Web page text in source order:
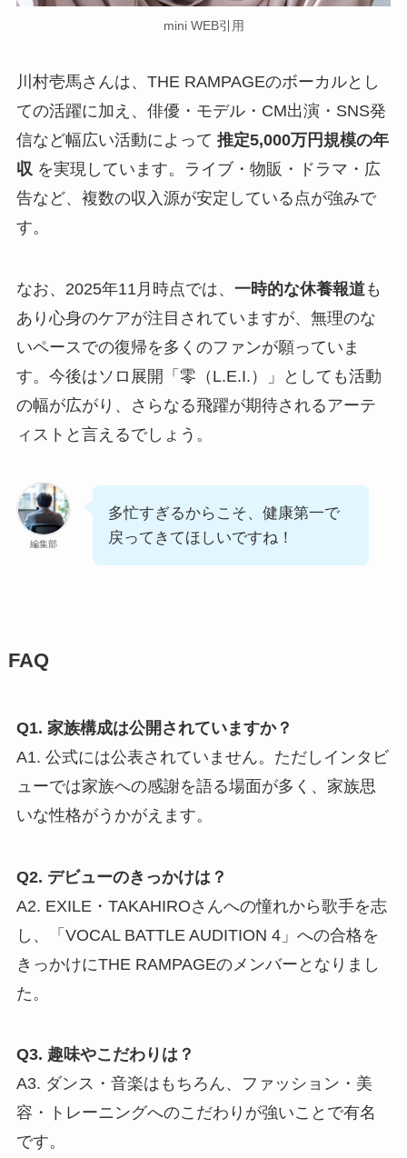
mini WEB引用
川村壱馬さんは、THE RAMPAGEのボーカルとし
ての活躍に加え、俳優・モデル・CM出演・SNS発
信など幅広い活動によって 推定5,000万円規模の年
収を実現しています。ライブ・物販・ドラマ・広
告など、複数の収入源が安定している点が強みで
す。
なお、2025年11月時点では、 一時的な休養報道も
あり心身のケアが注目されていますが、無理のな
いペースでの復帰を多くのファンが願っていま
す。今後はソロ展開「零（L.E.I.）」としても活動
の幅が広がり、さらなる飛躍が期待されるアーテ
ィストと言えるでしょう。
編集部
多忙すぎるからこそ、健康第一で
戻ってきてほしいですね！
FAQ
Q1. 家族構成は公開されていますか？
A1. 公式には公表されていません。ただしインタビ
ューでは家族への感謝を語る場面が多く、家族思
いな性格がうかがえます。
Q2. デビューのきっかけは？
A2. EXILE・TAKAHIROさんへの憧れから歌手を志
し、「VOCAL BATTLE AUDITION 4」への合格を
きっかけにTHE RAMPAGEのメンバーとなりまし
た。
Q3. 趣味やこだわりは？
A3. ダンス・音楽はもちろん、ファッション・美
容・トレーニングへのこだわりが強いことで有名
です。